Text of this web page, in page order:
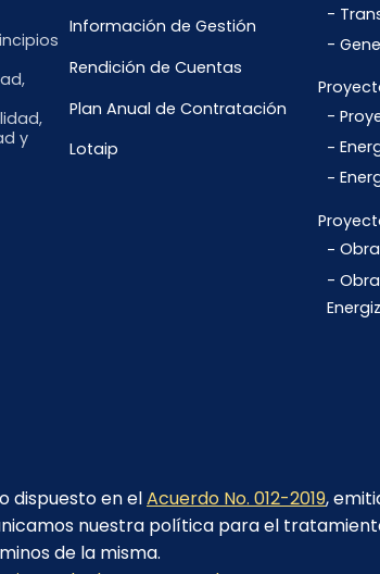
y
Información de Gestión
Rendición de Cuentas
Plan Anual de Contratación
Lotaip
los derechos
dispuesto en elAcuerdo No. 012-2019,
nuestra política para el
de la misma.